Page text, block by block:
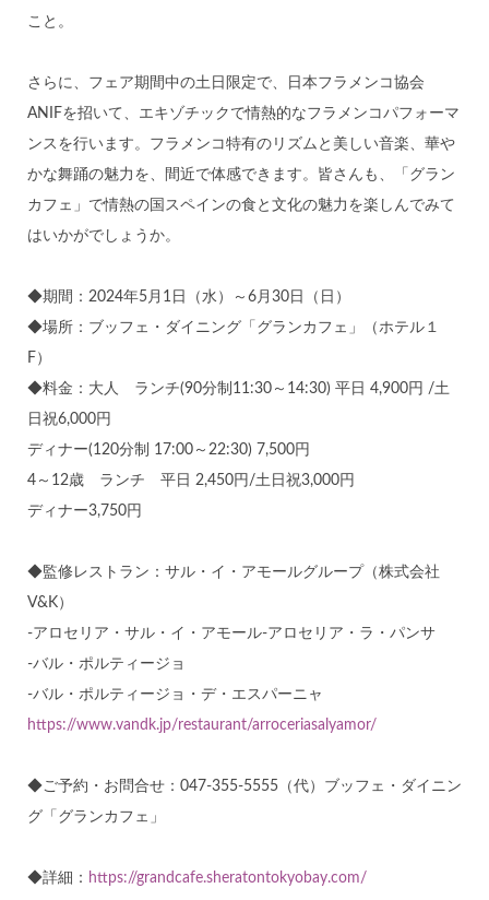
こと。
さらに、フェア期間中の土日限定で、日本フラメンコ協会
ANIFを招いて、エキゾチックで情熱的なフラメンコパフォーマ
ンスを行います。フラメンコ特有のリズムと美しい音楽、華や
かな舞踊の魅力を、間近で体感できます。皆さんも、「グラン
カフェ」で情熱の国スペインの食と文化の魅力を楽しんでみて
はいかがでしょうか。
◆期間：2024年5月1日（水）～6月30日（日）
◆場所：ブッフェ・ダイニング「グランカフェ」（ホテル１
F）
◆料金：大人 ランチ(90分制11:30～14:30) 平日 4,900円 /土
日祝6,000円
ディナー(120分制 17:00～22:30) 7,500円
4～12歳 ランチ 平日 2,450円/土日祝3,000円
ディナー3,750円
◆監修レストラン：サル・イ・アモールグループ（株式会社
V&K）
-アロセリア・サル・イ・アモール-アロセリア・ラ・パンサ
-バル・ポルティージョ
-バル・ポルティージョ・デ・エスパーニャ
https://www.vandk.jp/restaurant/arroceriasalyamor/
◆ご予約・お問合せ：047-355-5555（代）ブッフェ・ダイニン
グ「グランカフェ」
◆詳細： https://grandcafe.sheratontokyobay.com/